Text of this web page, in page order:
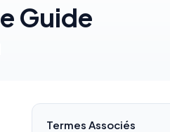
Guide
Termes Associés